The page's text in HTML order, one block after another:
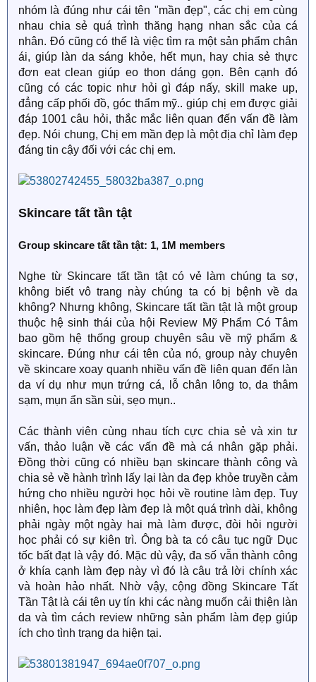
nhóm là đúng như cái tên "mần đẹp", các chị em cùng
nhau chia sẻ quá trình thăng hạng nhan sắc của cá
nhân. Đó cũng có thể là việc tìm ra một sản phẩm chân
ái, giúp làn da sáng khỏe, hết mụn, hay chia sẻ thực
đơn eat clean giúp eo thon dáng gọn. Bên cạnh đó
cũng có các topic như hỏi gì đáp nấy, skill make up,
đẳng cấp phối đồ, góc thẩm mỹ.. giúp chị em được giải
đáp 1001 câu hỏi, thắc mắc liên quan đến vấn đề làm
đẹp. Nói chung, Chị em mần đẹp là một địa chỉ làm đẹp
đáng tin cậy đối với các chị em.
Skincare tất tần tật
Group skincare tất tần tật: 1, 1M members
Nghe từ Skincare tất tần tật có vẻ làm chúng ta sợ,
không biết vô trang này chúng ta có bị bệnh về da
không? Nhưng không, Skincare tất tần tật là một group
thuộc hệ sinh thái của hội Review Mỹ Phẩm Có Tâm
bao gồm hệ thống group chuyên sâu về mỹ phẩm &
skincare. Đúng như cái tên của nó, group này chuyên
về skincare xoay quanh nhiều vấn đề liên quan đến làn
da ví dụ như mụn trứng cá, lỗ chân lông to, da thâm
sạm, mụn ẩn sần sùi, sẹo mụn..
Các thành viên cùng nhau tích cực chia sẻ và xin tư
vấn, thảo luận về các vấn đề mà cá nhân gặp phải.
Đồng thời cũng có nhiều bạn skincare thành công và
chia sẻ về hành trình lấy lại làn da đẹp khỏe truyền cảm
hứng cho nhiều người học hỏi về routine làm đẹp. Tuy
nhiên, học làm đẹp làm đẹp là một quá trình dài, không
phải ngày một ngày hai mà làm được, đòi hỏi người
học phải có sự kiên trì. Ông bà ta có câu tục ngữ Dục
tốc bất đạt là vậy đó. Mặc dù vậy, đa số vẫn thành công
ở khía cạnh làm đẹp này vì đó là câu trả lời chính xác
và hoàn hảo nhất. Nhờ vậy, cộng đồng Skincare Tất
Tần Tật là cái tên uy tín khi các nàng muốn cải thiện làn
da và tìm cách review những sản phẩm làm đẹp giúp
ích cho tình trạng da hiện tại.